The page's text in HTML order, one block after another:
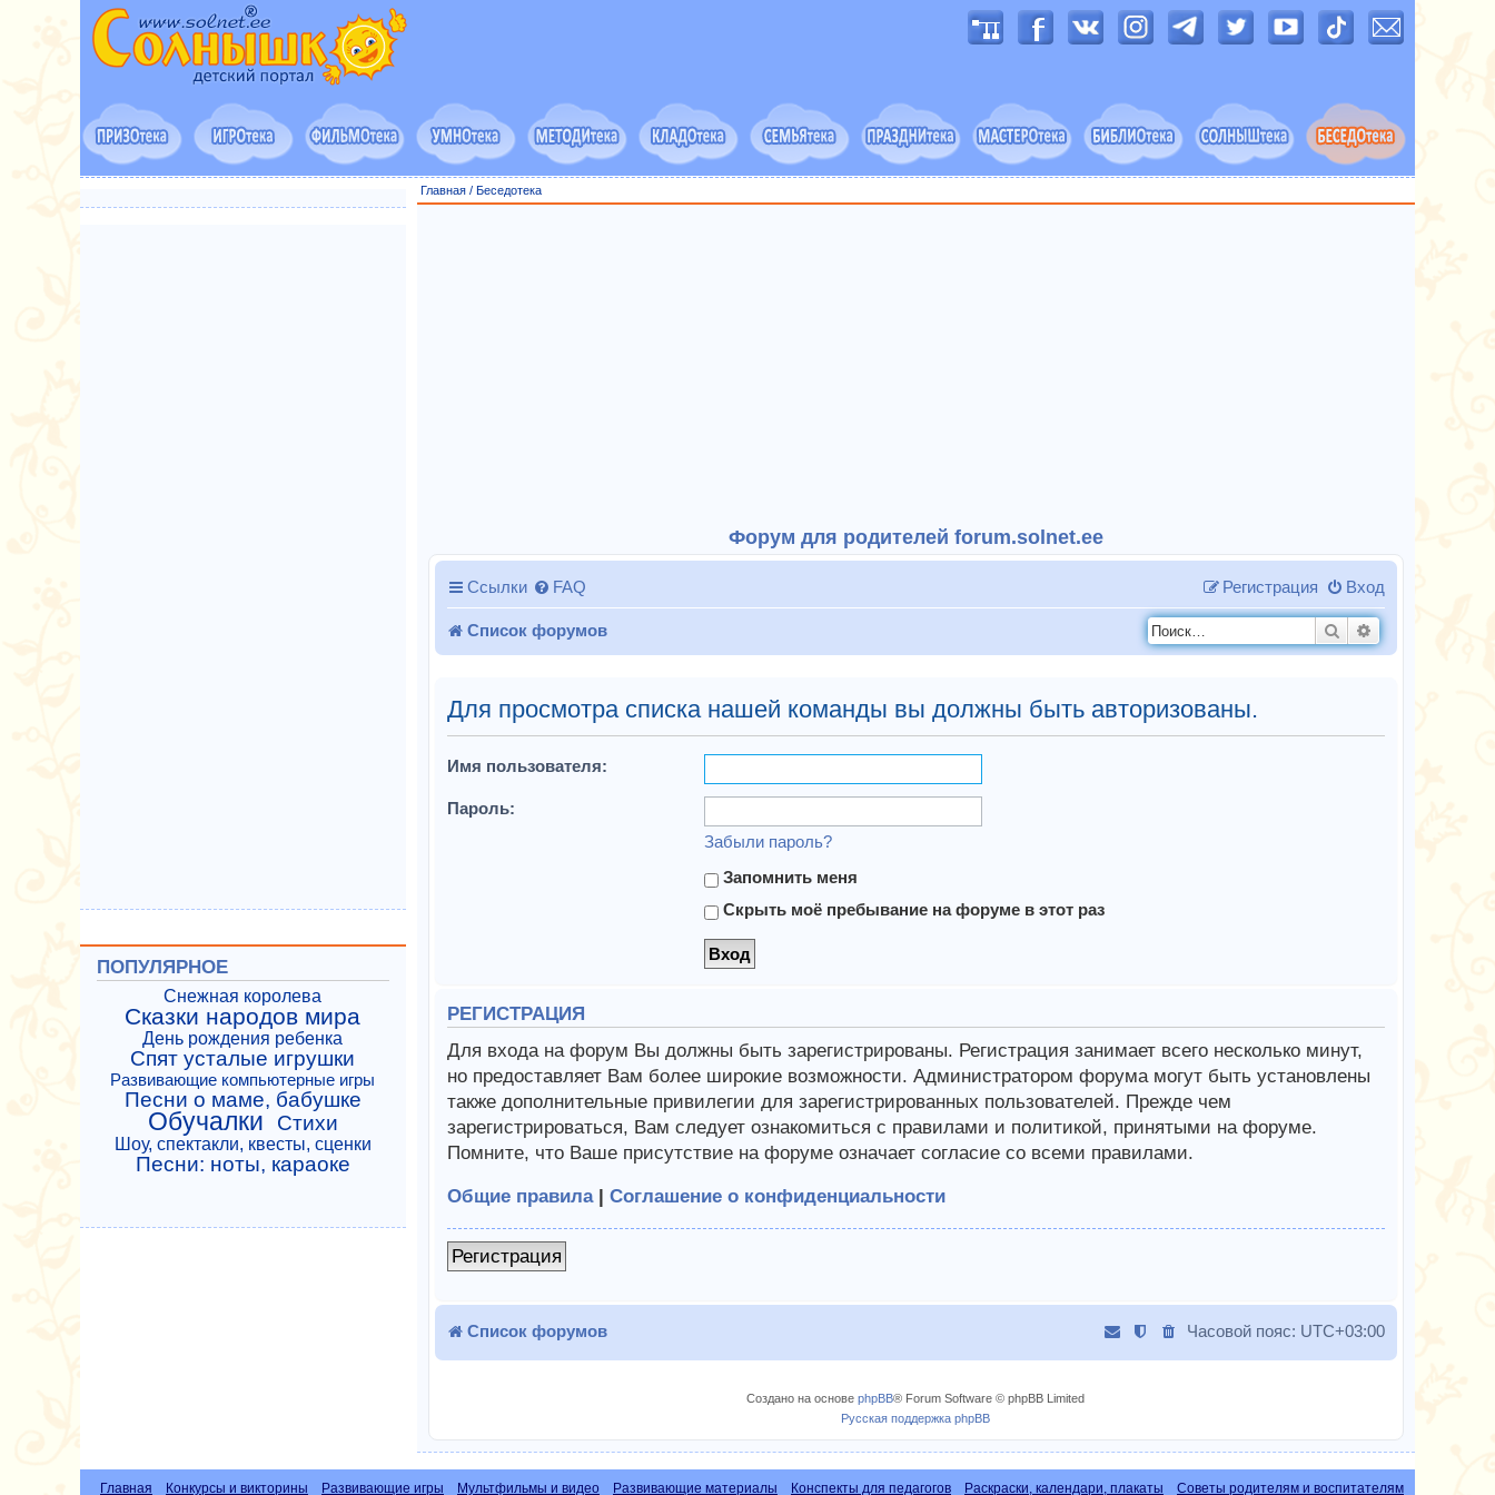
Главная/ Беседотека
Форум для родителей forum.solnet.ee
Ссылки FAQ Вход
Регистрация
Список форумов Поиск
Для просмотра списка нашей команды вы должны быть авторизованы.
Имя пользователя:
Пароль:
Забыли пароль?
Запомнить меня
Скрыть моё пребывание на форуме в этот раз
РЕГИСТРАЦИЯ
Для входа на форум Вы должны быть зарегистрированы. Регистрация занимает всего несколько минут,
но предоставляет Вам более широкие возможности. Администратором форума могут быть установлены
также дополнительные привилегии для зарегистрированных пользователей. Прежде чем
зарегистрироваться, Вам следует ознакомиться с правилами и политикой, принятыми на форуме.
Помните, что Ваше присутствие на форуме означает согласие со всеми правилами.
Общие правила| Соглашение о конфиденциальности
Регистрация
Список форумов Часовой пояс: UTC+03:00
Создано на основеphpBB® Forum Software © phpBB Limited
Русская поддержка phpBB
ПОПУЛЯРНОЕ
Снежная королева
Сказки народов мира
День рождения ребенка
Спят усталые игрушки
Развивающие компьютерные игры
Песни о маме, бабушке
Обучалки Стихи
Шоу, спектакли, квесты, сценки
Песни: ноты, караоке
Главная Конкурсы и викторины Развивающие игры Мультфильмы и видео Развивающие материалы Конспекты для педагогов Раскраски, календари, плакаты Советы родителям и воспитателям